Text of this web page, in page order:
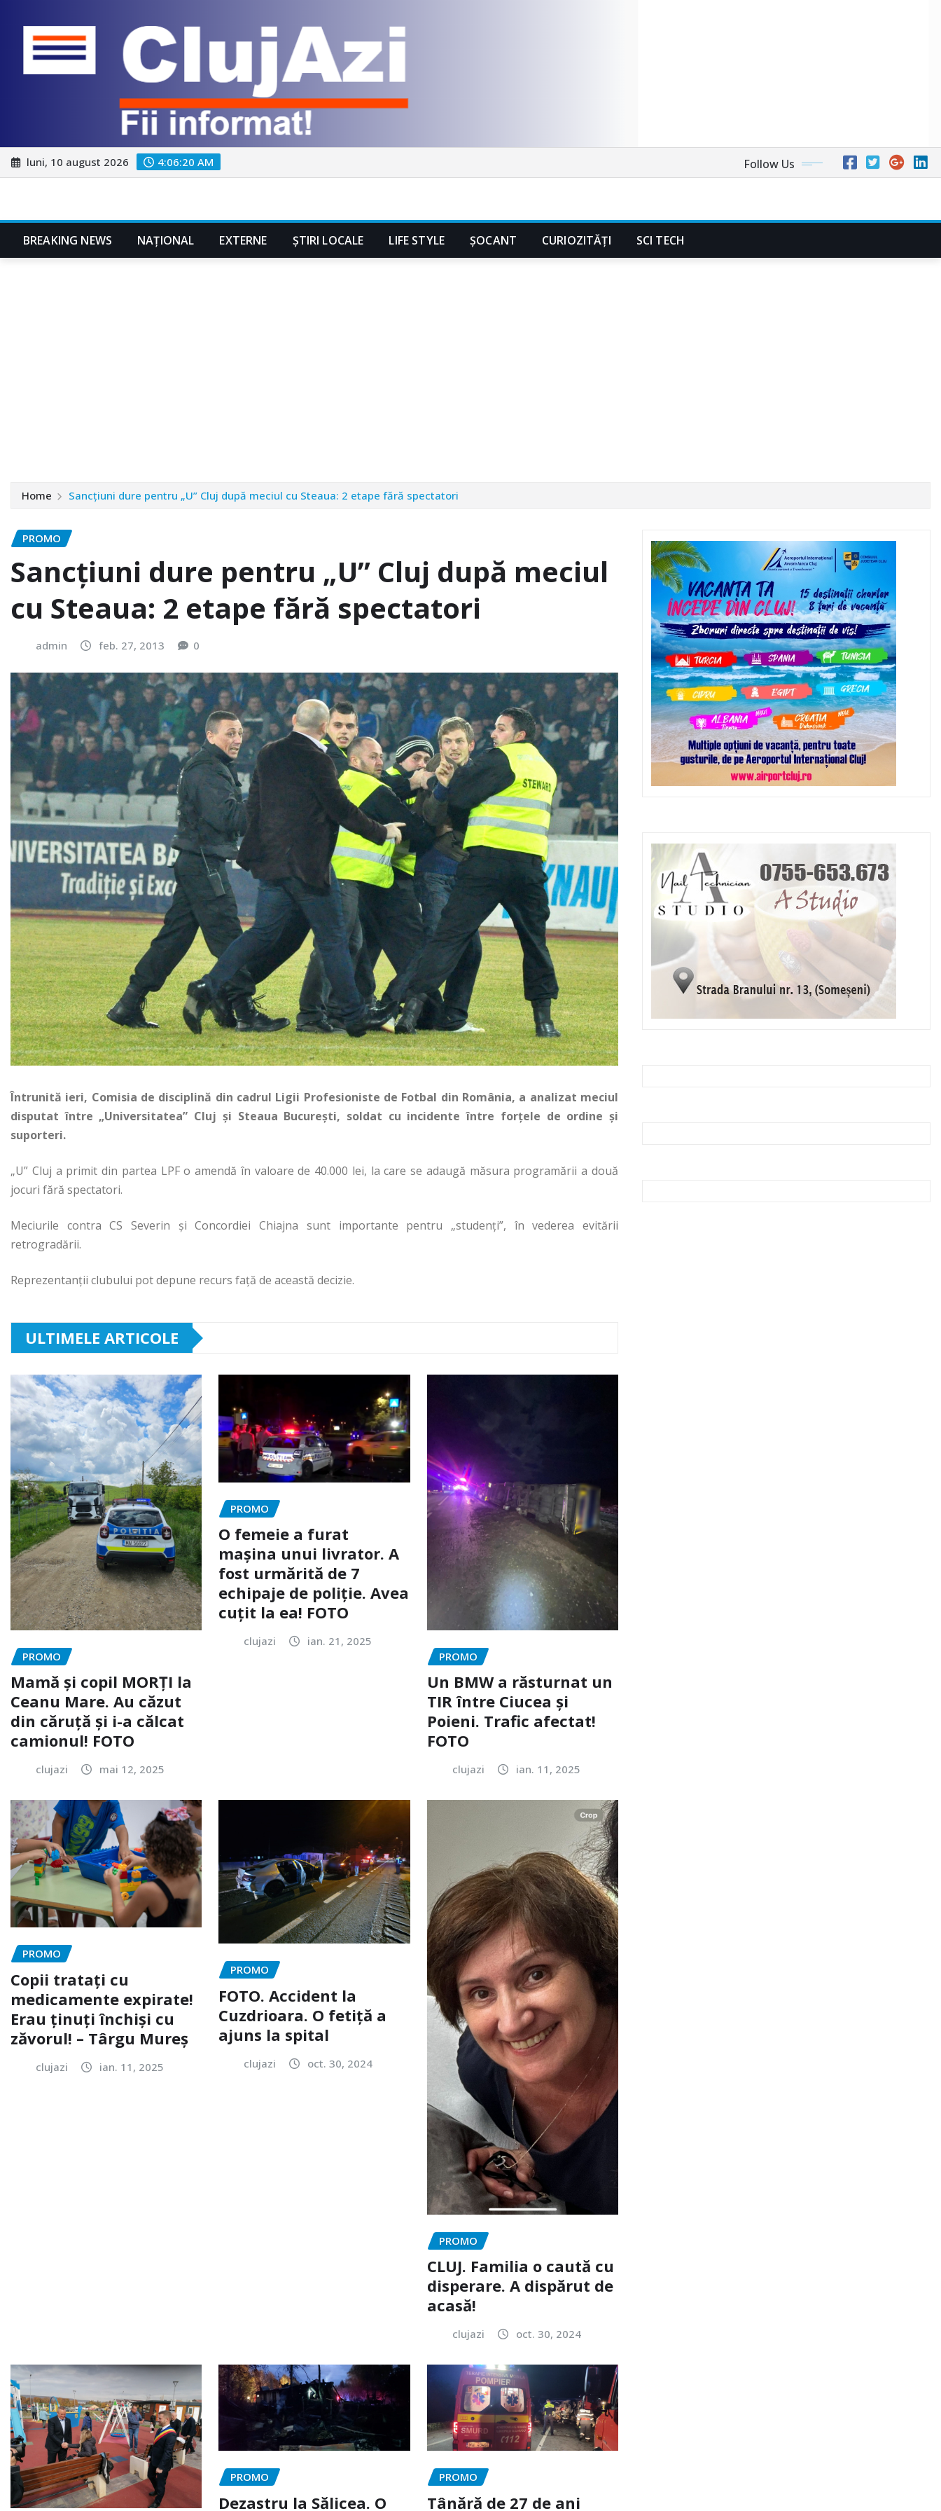
Skip
to
luni, 10 august 2026 4:06:22 AM Follow Us
BREAKING NEWS NAŢIONAL EXTERNE ȘTIRI LOCALE LIFE STYLE ȘOCANT CURIOZITĂȚI SCI TECH
Home Sancțiuni dure pentru „U” Cluj după meciul cu Steaua: 2 etape fără spectatori
PROMO
Sancțiuni dure pentru „U” Cluj după meciul
cu Steaua: 2 etape fără spectatori
admin feb. 27, 2013 0
Întrunită ieri, Comisia de disciplină din cadrul Ligii Profesioniste de Fotbal din România, a analizat meciul
disputat între „Universitatea” Cluj și Steaua București, soldat cu incidente între forțele de ordine și
suporteri.
„U” Cluj a primit din partea LPF o amendă în valoare de 40.000 lei, la care se adaugă măsura programării a două
jocuri fără spectatori.
Meciurile contra CS Severin şi Concordiei Chiajna sunt importante pentru „studenți”, în vederea evitării
retrogradării.
Reprezentanții clubului pot depune recurs față de această decizie.
ULTIMELE ARTICOLE
PROMO
Mamă și copil MORȚI la
Ceanu Mare. Au căzut
din căruță și i-a călcat
camionul! FOTO
clujazi mai 12, 2025
PROMO
O femeie a furat
mașina unui livrator. A
fost urmărită de 7
echipaje de poliție. Avea
cuțit la ea! FOTO
clujazi
ian. 21, 2025
PROMO
Un BMW a răsturnat un
TIR între Ciucea și
Poieni. Trafic afectat!
FOTO
clujazi ian. 11, 2025
PROMO
Copii tratați cu
medicamente expirate!
Erau ținuți închiși cu
zăvorul! – Târgu Mureș
clujazi ian. 11, 2025
PROMO
FOTO. Accident la
Cuzdrioara. O fetiță a
ajuns la spital
clujazi oct. 30, 2024
PROMO
CLUJ. Familia o caută cu
disperare. A dispărut de
acasă!
clujazi oct. 30, 2024
PROMO
Dezastru la Sălicea. O
PROMO
Tânără de 27 de ani